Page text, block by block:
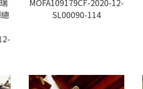
MOFA109179CF-2020-12-
SL00090-114